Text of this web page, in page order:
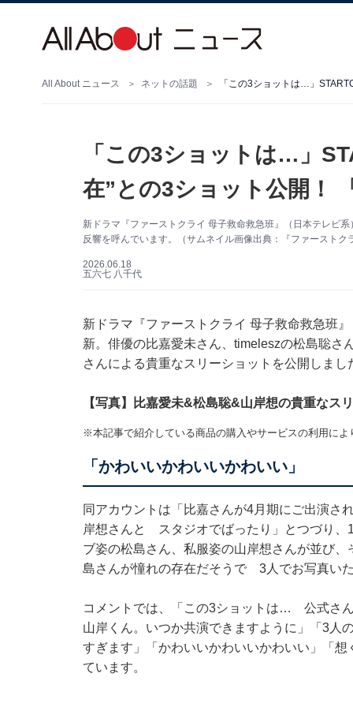
All About ニュース ネットの話題 「この3ショットは…」
「この3ショットは…」
在”との3ショット公開！
新ドラマ『ファーストクライ 母子救命救急班』（日本テレビ
反響を呼んでいます。（サムネイル画像出典：『ファースト
2026.06.18
五六七 八千代
新ドラマ『ファーストクライ 母子救命救急班
新。俳優の比嘉愛未さん、timeleszの松島聡さ
さんによる貴重なスリーショットを公開しまし
【写真】比嘉愛未&松島聡&山岸想の貴重なス
※本記事で紹介している商品の購入やサービスの利用に
「かわいいかわいいかわいい」
同アカウントは「比嘉さんが4月期にご出演
岸想さんと スタジオでばったり」とつづり、
ブ姿の松島さん、私服姿の山岸想さんが並び
島さんが憧れの存在だそうで 3人でお写真い
コメントでは、「この3ショットは… 公式さ
山岸くん。いつか共演できますように」「3人
すぎます」「かわいいかわいいかわいい」「
ています。